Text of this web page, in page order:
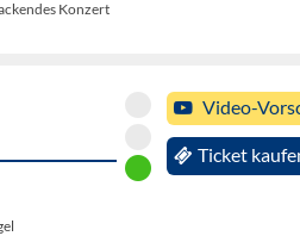
Konzert
Video-
Ticket